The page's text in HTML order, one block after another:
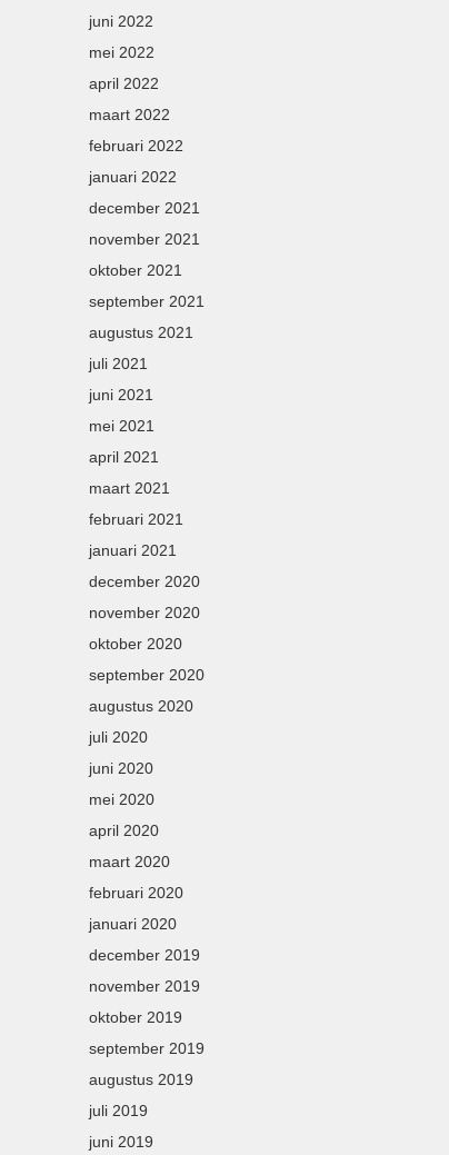
juni 2022
mei 2022
april 2022
maart 2022
februari 2022
januari 2022
december 2021
november 2021
oktober 2021
september 2021
augustus 2021
juli 2021
juni 2021
mei 2021
april 2021
maart 2021
februari 2021
januari 2021
december 2020
november 2020
oktober 2020
september 2020
augustus 2020
juli 2020
juni 2020
mei 2020
april 2020
maart 2020
februari 2020
januari 2020
december 2019
november 2019
oktober 2019
september 2019
augustus 2019
juli 2019
juni 2019